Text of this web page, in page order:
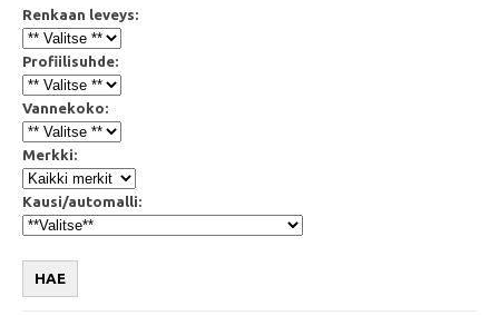
Renkaan leveys:
Profiilisuhde:
Vannekoko:
Merkki:
Kausi/automalli:
HAE